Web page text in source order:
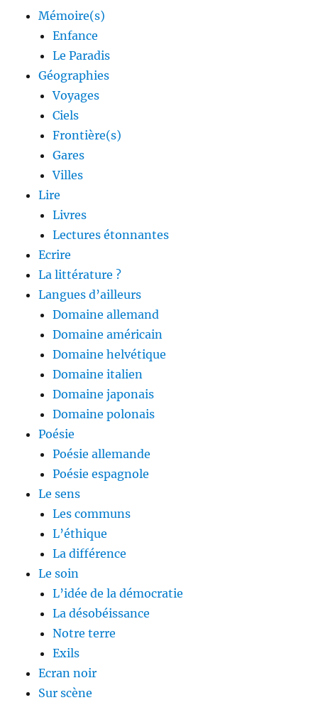
Mémoire(s)
Enfance
Le Paradis
Géographies
Voyages
Ciels
Frontière(s)
Gares
Villes
Lire
Livres
Lectures étonnantes
Ecrire
La littérature ?
Langues d’ailleurs
Domaine allemand
Domaine américain
Domaine helvétique
Domaine italien
Domaine japonais
Domaine polonais
Poésie
Poésie allemande
Poésie espagnole
Le sens
Les communs
L’éthique
La différence
Le soin
L’idée de la démocratie
La désobéissance
Notre terre
Exils
Ecran noir
Sur scène